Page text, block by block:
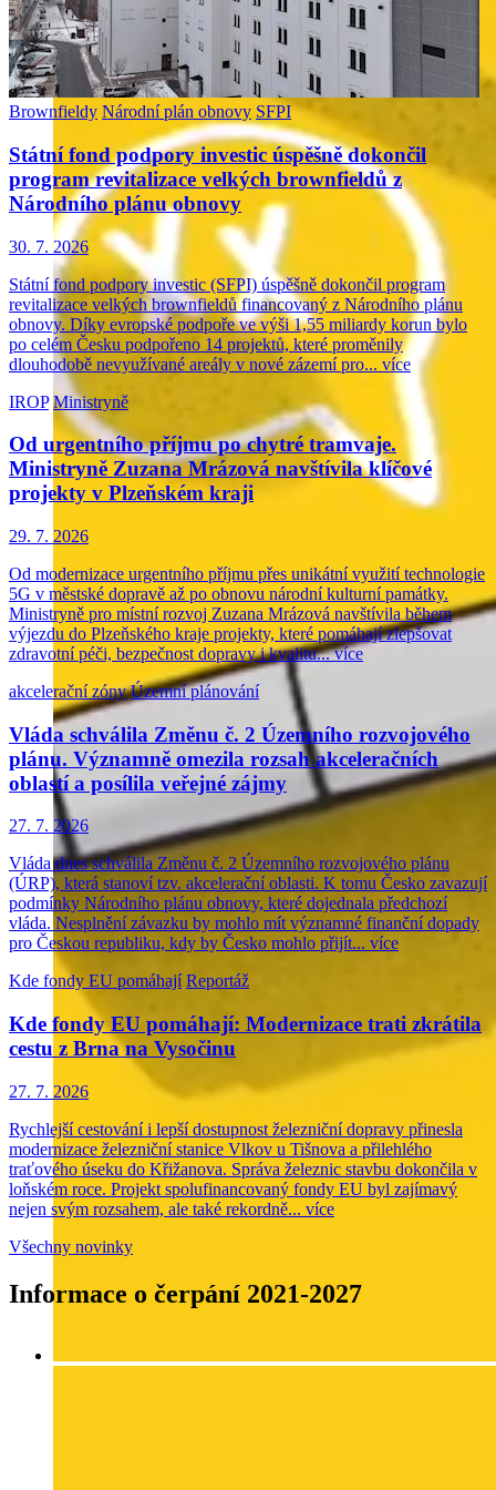
Brownfieldy Národní plán obnovy SFPI
Státní fond podpory investic úspěšně dokončil
program revitalizace velkých brownfieldů z
Národního plánu obnovy
30. 7. 2026
Státní fond podpory investic (SFPI) úspěšně dokončil program
revitalizace velkých brownfieldů financovaný z Národního plánu
obnovy. Díky evropské podpoře ve výši 1,55 miliardy korun bylo
po celém Česku podpořeno 14 projektů, které proměnily
dlouhodobě nevyužívané areály v nové zázemí pro... více
IROP Ministryně
Od urgentního příjmu po chytré tramvaje.
Ministryně Zuzana Mrázová navštívila klíčové
projekty v Plzeňském kraji
29. 7. 2026
Od modernizace urgentního příjmu přes unikátní využití technologie
5G v městské dopravě až po obnovu národní kulturní památky.
Ministryně pro místní rozvoj Zuzana Mrázová navštívila během
výjezdu do Plzeňského kraje projekty, které pomáhají zlepšovat
zdravotní péči, bezpečnost dopravy i kvalitu...více
akcelerační zóny Územní plánování
Vláda schválila Změnu č. 2 Územního rozvojového
plánu. Významně omezila rozsah akceleračních
oblastí a posílila veřejné zájmy
27. 7. 2026
Vláda dnes schválila Změnu č. 2 Územního rozvojového plánu
(ÚRP), která stanoví tzv. akcelerační oblasti. K tomu Česko zavazují
podmínky Národního plánu obnovy, které dojednala předchozí
vláda. Nesplnění závazku by mohlo mít významné finanční dopady
pro Českou republiku, kdy by Česko mohlo přijít... více
Kde fondy EU pomáhají Reportáž
Kde fondy EU pomáhají: Modernizace trati zkrátila
cestu z Brna na Vysočinu
27. 7. 2026
Rychlejší cestování i lepší dostupnost železniční dopravy přinesla
modernizace železniční stanice Vlkov u Tišnova a přilehlého
traťového úseku do Křižanova. Správa železnic stavbu dokončila v
loňském roce. Projekt spolufinancovaný fondy EU byl zajímavý
nejen svým rozsahem, ale také rekordně... více
Všechny novinky
Informace o čerpání 2021-2027